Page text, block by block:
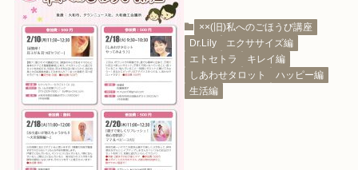
××(旧)私へのごほうび講座
Dr.Lily
エクササイズ編
エトセトラ
キレイ編
しあわせタロット
ハッピー編
生活編